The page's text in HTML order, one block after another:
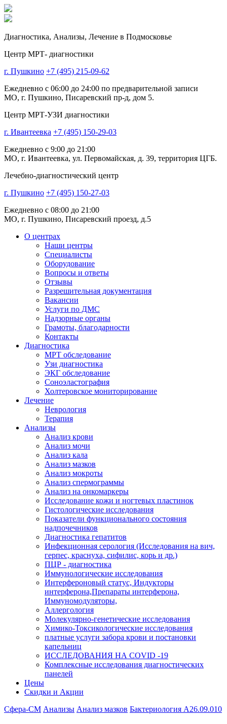
Диагностика, Анализы, Лечение в Подмосковье
Центр МРТ- диагностики
г. Пушкино +7 (495) 215-09-62
Ежедневно с 06:00 до 24:00 по предварительной записи
МО, г. Пушкино, Писаревский пр-д, дом 5.
Центр МРТ-УЗИ диагностики
г. Ивантеевка +7 (495) 150-29-03
Ежедневно с 9:00 до 21:00
МО, г. Ивантеевка, ул. Первомайская, д. 39, территория ЦГБ.
Лечебно-диагностический центр
г. Пушкино +7 (495) 150-27-03
Ежедневно с 08:00 до 21:00
МО, г. Пушкино, Писаревский проезд, д.5
О центрах
Наши центры
Специалисты
Оборудование
Вопросы и ответы
Отзывы
Разрешительная документация
Вакансии
Услуги по ДМС
Надзорные органы
Грамоты, благодарности
Контакты
Диагностика
МРТ обследование
Узи диагностика
ЭКГ обследование
Соноэластография
Холтеровское мониторирование
Лечение
Неврология
Терапия
Анализы
Анализ крови
Анализ мочи
Анализ кала
Анализ мазков
Анализ мокроты
Анализ спермограммы
Анализ на онкомаркеры
Исследование кожи и ногтевых пластинок
Гистологические исследования
Показатели функционального состояния
надпочечников
Диагностика гепатитов
Инфекционная серология (Исследования на вич,
герпес, краснуха, сифилис, корь и др.)
ПЦР - диагностика
Иммунологические исследования
Интерфероновый статус, Индукторы
интерферона,Препараты интерферона,
Иммуномодуляторы,
Аллергология
Молекулярно-генетические исследования
Химико-Токсикологические исследования
платные услуги забора крови и постановки
капельниц
ИССЛЕДОВАНИЯ НА COVID -19
Комплексные исследования диагностических
панелей
Цены
Скидки и Акции
Сфера-СМ Анализы Анализ мазков Бактериология A26.09.010